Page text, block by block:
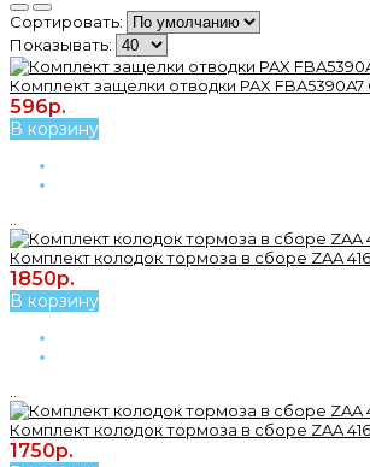
Сортировать:
Показывать:
Комплект защелки отводки PAX FBA5390A7
596р.
В корзину
Комплект колодок тормоза в сборе ZAA
1850р.
В корзину
Комплект колодок тормоза в сборе ZAA
1750р.